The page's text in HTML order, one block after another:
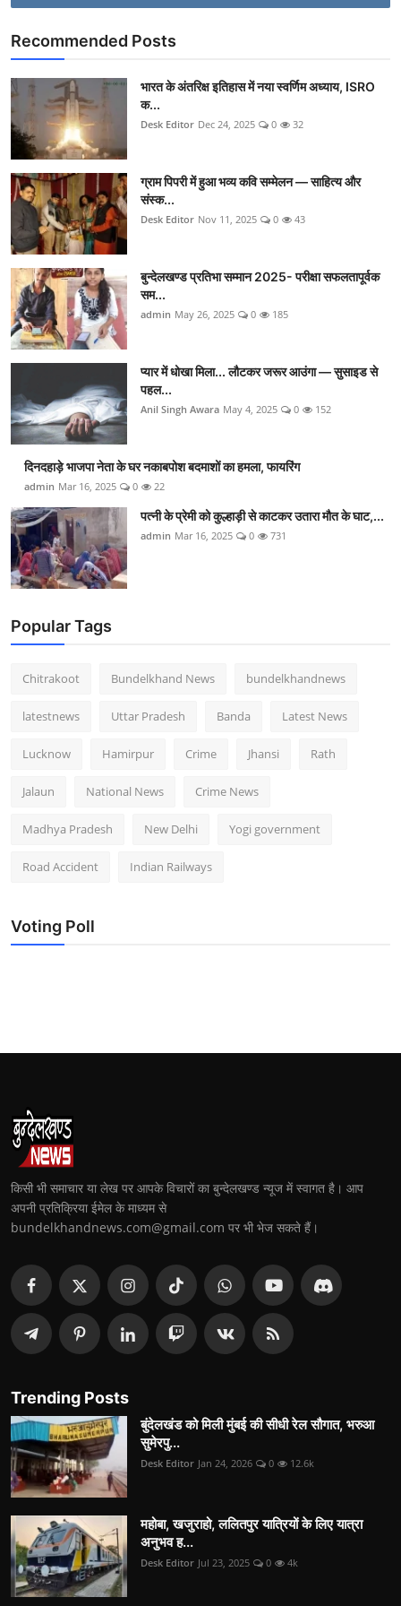
Recommended Posts
भारत के अंतरिक्ष इतिहास में नया स्वर्णिम अध्याय, ISRO
क...
Desk Editor Dec 24, 2025 0 32
ग्राम पिपरी में हुआ भव्य कवि सम्मेलन — साहित्य और
संस्क...
Desk Editor Nov 11, 2025 0 43
बुन्देलखण्ड प्रतिभा सम्मान 2025- परीक्षा सफलतापूर्वक
सम...
admin May 26, 2025 0 185
प्यार में धोखा मिला... लौटकर जरूर आउंगा — सुसाइड से
पहल...
Anil Singh Awara May 4, 2025 0 152
दिनदहाड़े भाजपा नेता के घर नकाबपोश बदमाशों का हमला, फायरिंग
admin Mar 16, 2025 0 22
पत्नी के प्रेमी को कुल्हाड़ी से काटकर उतारा मौत के घाट,...
admin Mar 16, 2025 0 731
Popular Tags
Chitrakoot Bundelkhand News bundelkhandnews
latestnews Uttar Pradesh Banda Latest News
Lucknow Hamirpur Crime Jhansi Rath
Jalaun National News Crime News
Madhya Pradesh New Delhi Yogi government
Road Accident Indian Railways
Voting Poll
किसी भी समाचार या लेख पर आपके विचारों का बुन्देलखण्ड न्यूज में स्वागत है। आप
अपनी प्रतिक्रिया ईमेल के माध्यम से
bundelkhandnews.com@gmail.com पर भी भेज सकते हैं।
Trending Posts
बुंदेलखंड को मिली मुंबई की सीधी रेल सौगात, भरुआ
सुमेरपु...
Desk Editor Jan 24, 2026 0 12.6k
महोबा, खजुराहो, ललितपुर यात्रियों के लिए यात्रा
अनुभव ह...
Desk Editor Jul 23, 2025 0 4k